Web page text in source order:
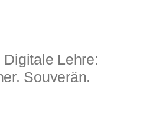
Digitale Lehre:
Souverän.